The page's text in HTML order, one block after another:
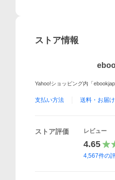
ストア情報
Yahoo!ショッピング内「
支払い方法 送料・お届け
ストア評価 レビュー
4.65
4,567件の